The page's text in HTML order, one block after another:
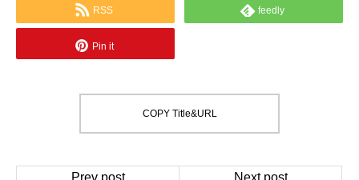
RSS feedly
Pin it
COPY Title&URL